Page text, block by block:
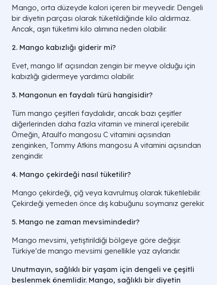
Mango, orta düzeyde kalori içeren bir meyvedir. Dengeli
bir diyetin parçası olarak tüketildiğinde kilo aldırmaz.
Ancak, aşırı tüketimi kilo alımına neden olabilir.
2. Mango kabızlığı giderir mi?
Evet, mango lif açısından zengin bir meyve olduğu için
kabızlığı gidermeye yardımcı olabilir.
3. Mangonun en faydalı türü hangisidir?
Tüm mango çeşitleri faydalıdır, ancak bazı çeşitler
diğerlerinden daha fazla vitamin ve mineral içerebilir.
Örneğin, Ataulfo mangosu C vitamini açısından
zenginken, Tommy Atkins mangosu A vitamini açısından
zengindir.
4. Mango çekirdeği nasıl tüketilir?
Mango çekirdeği, çiğ veya kavrulmuş olarak tüketilebilir.
Çekirdeği yemeden önce dış kabuğunu soymanız gerekir.
5. Mango ne zaman mevsimindedir?
Mango mevsimi, yetiştirildiği bölgeye göre değişir.
Türkiye'de mango mevsimi genellikle yaz aylarıdır.
Unutmayın, sağlıklı bir yaşam için dengeli ve çeşitli
beslenmek önemlidir. Mango, sağlıklı bir diyetin